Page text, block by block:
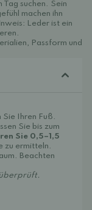
Tag suchen. Sein
machen ihn
Leder ist ein
Passform und
Sie Ihren Fuß.
Sie bis zum
Sie 0,5–1,5
zu ermitteln.
Beachten